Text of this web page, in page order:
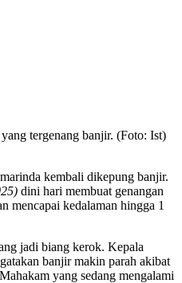
tergenang banjir. (Foto: Ist)
kembali dikepung banjir.
dini hari membuat genangan
mencapai kedalaman hingga 1
jadi biang kerok. Kepala
banjir makin parah akibat
yang sedang mengalami